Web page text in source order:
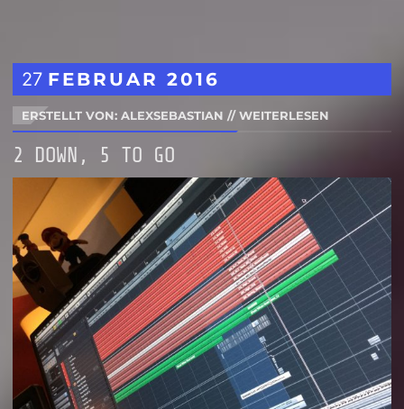
27 FEBRUAR2016
ERSTELLT VON: ALEXSEBASTIAN //WEITERLESEN
2 DOWN, 5 TO GO